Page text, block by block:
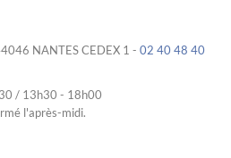
NANTES CEDEX 1 - 02 40 48 40
/ 13h30 - 18h00
l'après-midi.